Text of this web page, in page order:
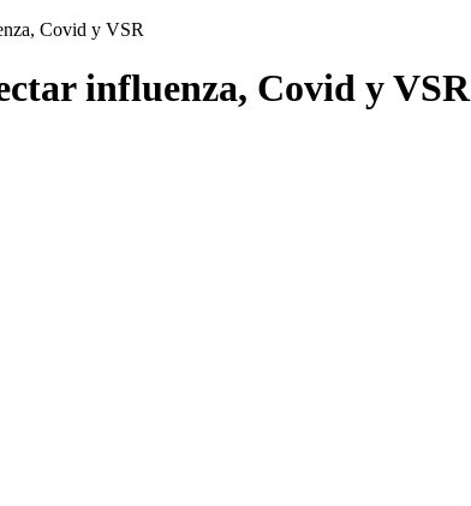
Covid y VSR
influenza, Covid y VSR